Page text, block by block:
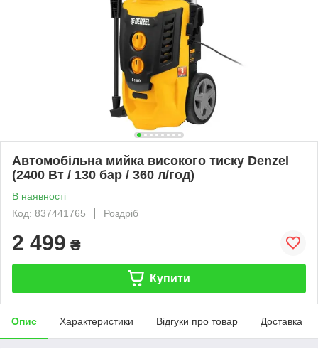
Автомобільна мийка високого тиску Denzel
(2400 Вт / 130 бар / 360 л/год)
В наявності
Код: 837441765
Роздріб
2 499 ₴
Купити
Опис Характеристики Відгуки про товар Доставка